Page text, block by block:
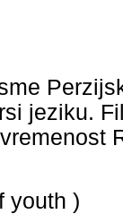
jeziku.
youth )